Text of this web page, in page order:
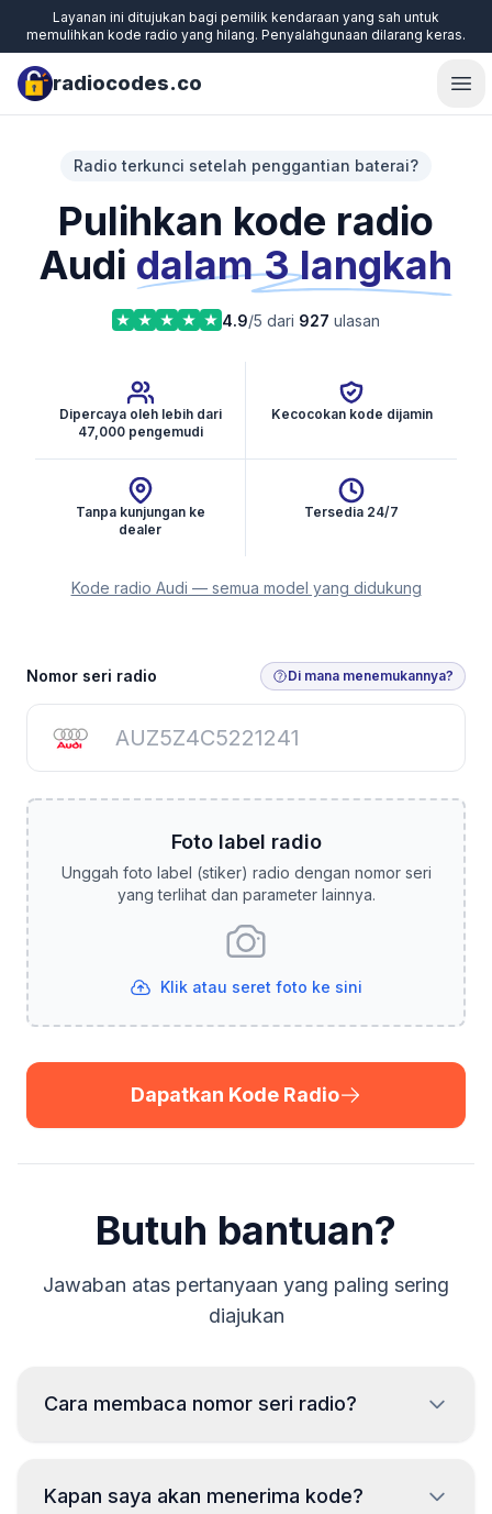
Layanan ini ditujukan bagi pemilik kendaraan yang sah untuk
memulihkan kode radio yang hilang. Penyalahgunaan dilarang keras.
radiocodes.co
Radio terkunci setelah penggantian baterai?
Pulihkan kode radio
Audi dalam 3 langkah
4.9/5 dari 927 ulasan
Dipercaya oleh lebih dari
47,000 pengemudi
Kecocokan kode dijamin
Tanpa kunjungan ke
dealer
Tersedia 24/7
Kode radio Audi — semua model yang didukung
Dapatkan Kode Radio
Nomor seri radio Di mana menemukannya?
Foto label radio
Unggah foto label (stiker) radio dengan nomor seri
yang terlihat dan parameter lainnya.
Klik atau seret foto ke sini
Dapatkan Kode Radio
Butuh bantuan?
Jawaban atas pertanyaan yang paling sering
diajukan
Cara membaca nomor seri radio?
diperlukan pelepasan dan membaca kode dari
Kapan saya akan menerima kode?